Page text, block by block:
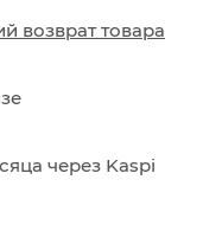
возврат товара
через Kaspi